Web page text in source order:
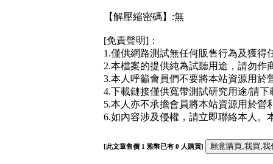
【解壓縮密碼】:無
[免責聲明]：
1.僅供網路測試無任何販售行為及獲得
2.本檔案的提供純為試聽用途，請勿作
3.本人呼籲會員們不要將本站資源用於
4.下載鏈接僅供寬帶測試研究用途/請
5.本人亦不承擔會員將本站資源用於
6.如內容涉及侵權，請立即聯絡本人。
[此文章售價 1 雅幣已有 0 人購買]